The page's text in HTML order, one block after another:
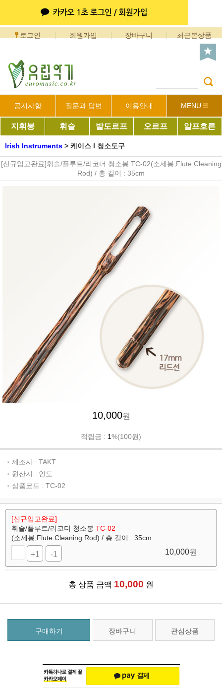
로그인 회원가입 장바구니 최근본상품
공지사항 질문과 답변 이용안내 MENU
지휘봉 휘슬 발도르프 오르프 알프호른
Irish Instruments > 케이스 I 청소도구
[신규입고완료]휘슬/플루트/리코더 청소봉 TC-02(소제봉,Flute Cleaning
Rod) / 총 길이 : 35cm
10,000원
적립금 : 1%(100원)
제조사 : TAKT
원산지 : 인도
상품코드 : TC-02
[신규입고완료]
휘슬/플루트/리코더 청소봉 TC-02
(소제봉,Flute Cleaning Rod) / 총 길이 : 35cm
+1 -1 10,000원
총 상품 금액 10,000 원
구매하기 장바구니 관심상품